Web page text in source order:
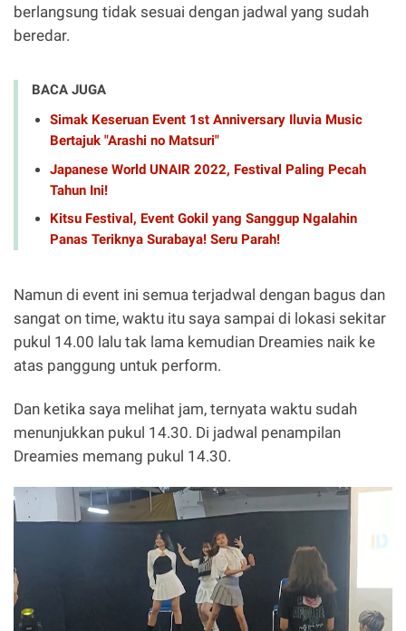
berlangsung tidak sesuai dengan jadwal yang sudah
beredar.
BACA JUGA
Simak Keseruan Event 1st Anniversary Iluvia Music
Bertajuk "Arashi no Matsuri"
Japanese World UNAIR 2022, Festival Paling Pecah
Tahun Ini!
Kitsu Festival, Event Gokil yang Sanggup Ngalahin
Panas Teriknya Surabaya! Seru Parah!
Namun di event ini semua terjadwal dengan bagus dan
sangat on time, waktu itu saya sampai di lokasi sekitar
pukul 14.00 lalu tak lama kemudian Dreamies naik ke
atas panggung untuk perform.
Dan ketika saya melihat jam, ternyata waktu sudah
menunjukkan pukul 14.30. Di jadwal penampilan
Dreamies memang pukul 14.30.